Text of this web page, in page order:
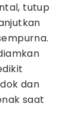
tutup
dan
saat